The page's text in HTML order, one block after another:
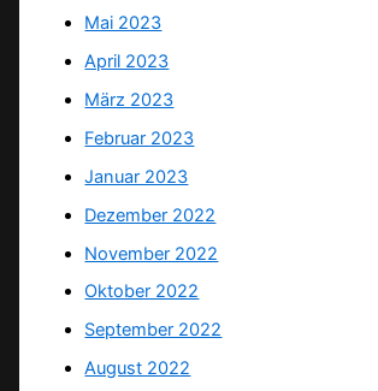
Mai 2023
April 2023
März 2023
Februar 2023
Januar 2023
Dezember 2022
November 2022
Oktober 2022
September 2022
August 2022